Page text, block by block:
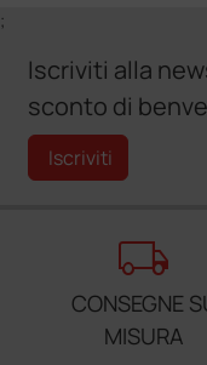
;
Iscriviti alla
sconto di
Iscriviti
local_shipping
CONSEGNE
MISURA